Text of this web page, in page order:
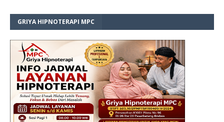
GRIYA HIPNOTERAPI MPC